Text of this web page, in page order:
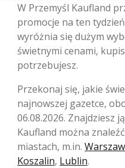
W Przemyśl Kaufland
promocje na ten
wyróżnia się dużym
świetnymi cenami,
potrzebujesz.
Przekonaj się, jakie
najnowszej gazetce,
06.08.2026. Znajdziesz ją
Kaufland można
miastach, m.in.
Koszalin, Lublin.